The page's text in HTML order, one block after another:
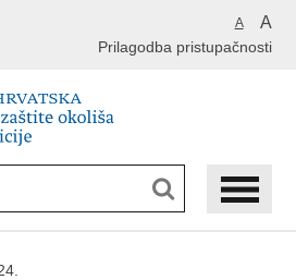
A A
Prilagodba pristupačnosti